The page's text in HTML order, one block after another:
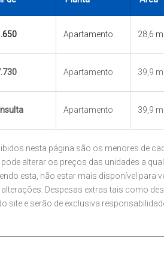
Apartamento 28,6
Apartamento 39,9
Apartamento 39,9
nesta página são os menores de
alterar os preços das unidades a
esta, não estar mais disponível para
Despesas extras tais como
site e serão de exclusiva